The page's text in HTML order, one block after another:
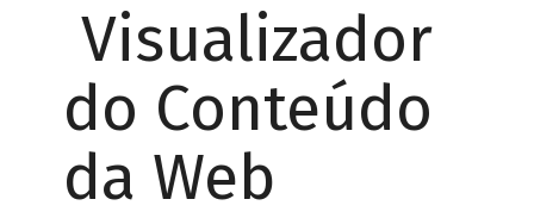
Visualizador
do Conteúdo
da Web